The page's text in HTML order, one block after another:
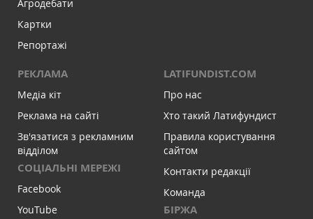
Агродебати
Картки
Репортажі
РЕКЛАМА
Медіа кіт
Реклама на сайті
Зв'язатися з рекламним
відділом
СОЦІАЛЬНІ МЕРЕЖІ
Facebook
YouTube
LATIFUNDIST.COM
Про нас
Хто такий Латифундист
Правила користування
сайтом
Контакти редакції
Команда
БІРЖА